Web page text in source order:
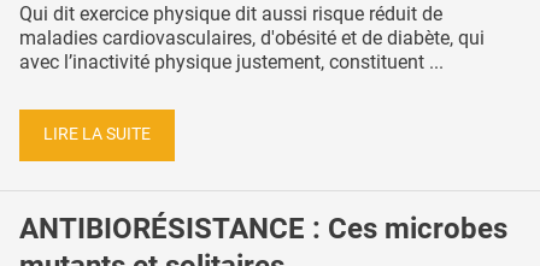
Qui dit exercice physique dit aussi risque réduit de
maladies cardiovasculaires, d'obésité et de diabète, qui
avec l’inactivité physique justement, constituent ...
LIRE LA SUITE
ANTIBIORÉSISTANCE : Ces microbes